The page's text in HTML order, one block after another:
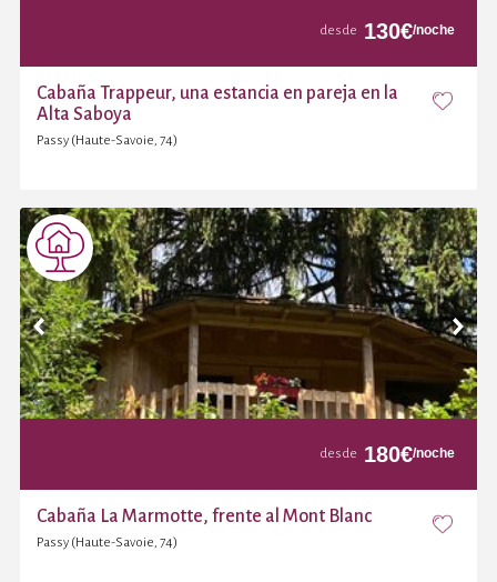
desde 130€/noche
Cabaña Trappeur, una estancia en pareja en la
Alta Saboya
Passy (Haute-Savoie, 74)
desde 180€/noche
Cabaña La Marmotte, frente al Mont Blanc
Passy (Haute-Savoie, 74)